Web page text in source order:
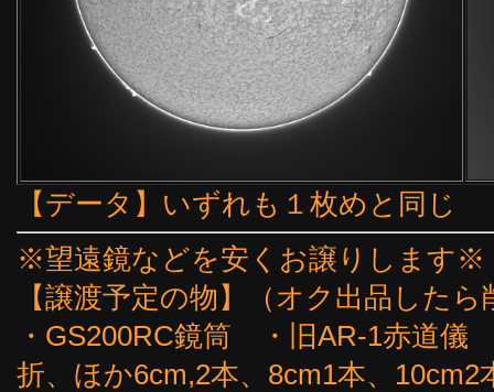
【データ】いずれも１枚めと同じ
※望遠鏡などを安くお譲りします※
【譲渡予定の物】（オク出品した
・GS200RC鏡筒 ・旧AR-1赤道
折、ほか6cm,2本、8cm1本、10cm2